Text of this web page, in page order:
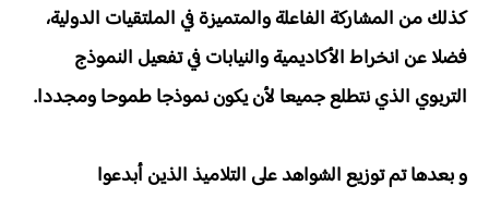
كذلك من المشاركة الفاعلة والمتميزة في الملتقيات الدولية،
فضلا عن انخراط الأكاديمية والنيابات في تفعيل النموذج
التربوي الذي نتطلع جميعا لأن يكون نموذجا طموحا ومجددا.
و بعدها تم توزيع الشواهد على التلاميذ الذين أبدعوا